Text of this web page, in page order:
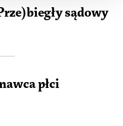
sądowy
płci